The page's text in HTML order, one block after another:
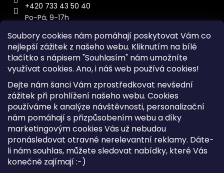
Soubory cookies nám pomáhají poskytovat Vám co
nejlepší zážitek z našeho webu. Kliknutím na bílé
tlačítko s nápisem "Souhlasím" nám umožníte
využívat cookies. Ano, i náš web používá cookies!
Dejte nám šanci Vám zprostředkovat nevšední
zážitek při prohlížení našeho webu. Cookies
používáme k analýze návštěvnosti, personalizační
nám pomáhají s přizpůsobením webu a díky
marketingovým cookies Vás už nebudou
pronásledovat otravné nerelevantní reklamy. Dáte-
li nám souhlas, můžete sledovat nabídky, které Vás
konečně zajímají :-)
+420 733 43 50 40
Po-Pá, 9-17h
Kontakt
Sitemap
Doprava a Platba
Reklamace Zboží
Obchodní podmínky